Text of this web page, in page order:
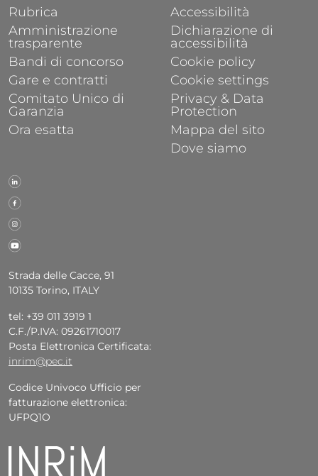
Strada delle Cacce, 91
10135 Torino, ITALY
tel: +39 011 3919 1
C.F./P.IVA: 09261710017
Posta Elettronica Certificata:
inrim@pec.it
Codice Univoco Ufficio per
fatturazione elettronica:
UFPQ1O
Rubrica
Amministrazione
trasparente
Bandi di concorso
Gare e contratti
Comitato Unico di
Garanzia
Ora esatta
Accessibilità
Dichiarazione di
accessibilità
Cookie policy
Cookie settings
Privacy & Data
Protection
Mappa del sito
Dove siamo